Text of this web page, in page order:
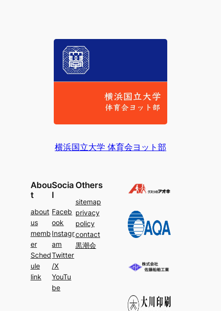
横浜国立大学 体育会ヨット部
Abou
t
about
us
memb
er
Sched
ule
link
Socia
l
Faceb
ook
Instagr
am
Twitter
/X
YouTu
be
Others
sitemap
privacy
policy
contact
黒潮会